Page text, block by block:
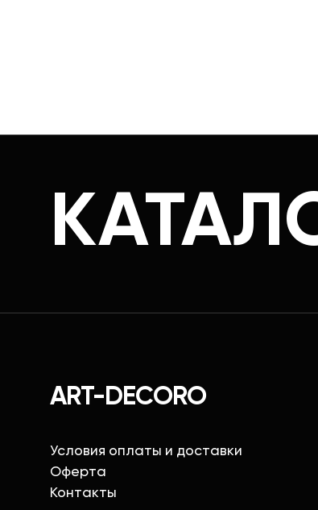
ART-DECORO
Условия оплаты и доставки
Оферта
Контакты